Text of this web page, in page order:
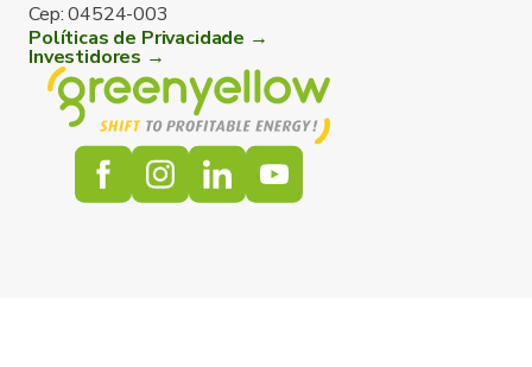
Cep: 04524-003
Políticas de Privacidade →
Investidores →